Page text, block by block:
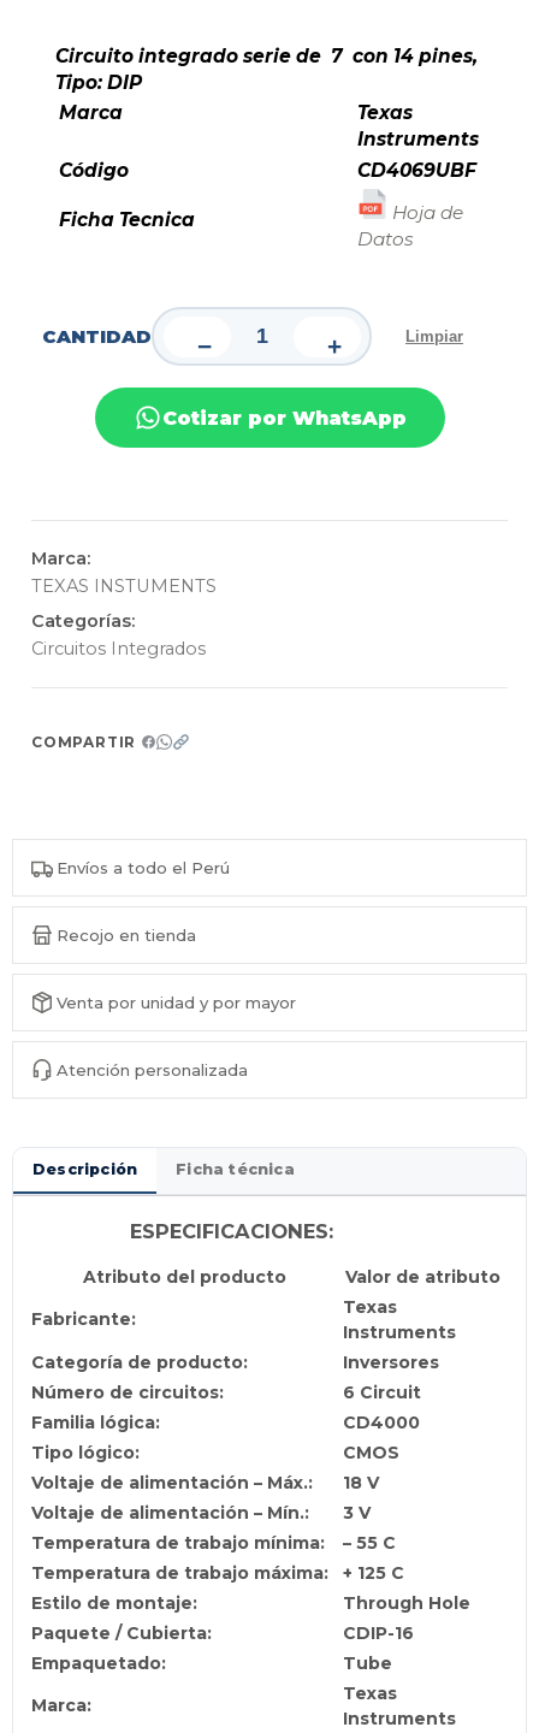
Circuito integrado serie de 7 con 14 pines,
Tipo: DIP
Marca
Texas
Instruments
Código
CD4069UBF
Ficha Tecnica
Hoja de
Datos
CANTIDAD − + Limpiar
Cotizar por WhatsApp
Marca:
TEXAS INSTUMENTS
Categorías:
Circuitos Integrados
COMPARTIR
Envíos a todo el Perú
Recojo en tienda
Venta por unidad y por mayor
Atención personalizada
Descripción Ficha técnica
ESPECIFICACIONES:
Atributo del producto
Valor de atributo
Fabricante:
Texas
Instruments
Categoría de producto:
Inversores
Número de circuitos:
6 Circuit
Familia lógica:
CD4000
Tipo lógico:
CMOS
Voltaje de alimentación – Máx.:
18 V
Voltaje de alimentación – Mín.:
3 V
Temperatura de trabajo mínima:
– 55 C
Temperatura de trabajo máxima:
+ 125 C
Estilo de montaje:
Through Hole
Paquete / Cubierta:
CDIP-16
Empaquetado:
Tube
Marca:
Texas
Instruments